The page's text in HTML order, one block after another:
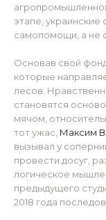
этапе,
самопомощи, а не
Основав свой
которые
лесов.
становятся
мячом,
тот ужас, Максим
вызывал у
провести досуг,
логическое
предыдущего
2018 года